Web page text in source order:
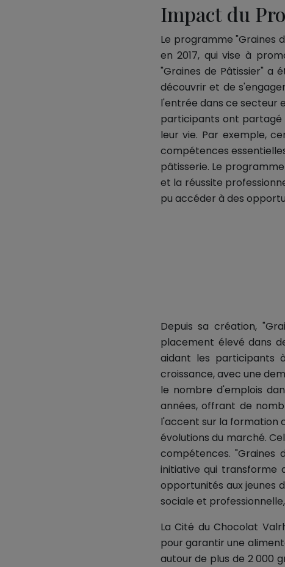
Impact du
Le programme "Graines
en 2017, qui vise à
"Graines de Pâtissier" a
découvrir et de
l'entrée dans ce secteur
participants ont partagé
leur vie. Par exemple,
compétences
pâtisserie. Le
et la réussite
pu accéder à des
Depuis sa création,
placement élevé dans
aidant les participants
croissance, avec une
le nombre d'emplois
années, offrant de
l'accent sur la formation
évolutions du marché.
compétences. "Graines
initiative qui transforme
opportunités aux jeunes
sociale et
La Cité du Chocolat
pour garantir une
autour de plus de 2 000